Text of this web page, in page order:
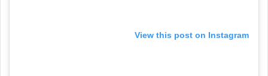
View this post on Instagram